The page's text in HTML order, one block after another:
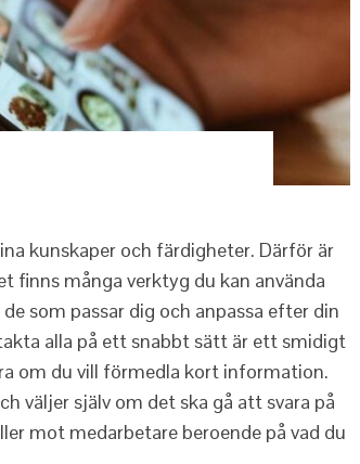
kunskaper och färdigheter. Därför är
finns många verktyg du kan använda
som passar dig och anpassa efter din
alla på ett snabbt sätt är ett smidigt
om du vill förmedla kort information.
väljer själv om det ska gå att svara på
mot medarbetare beroende på vad du